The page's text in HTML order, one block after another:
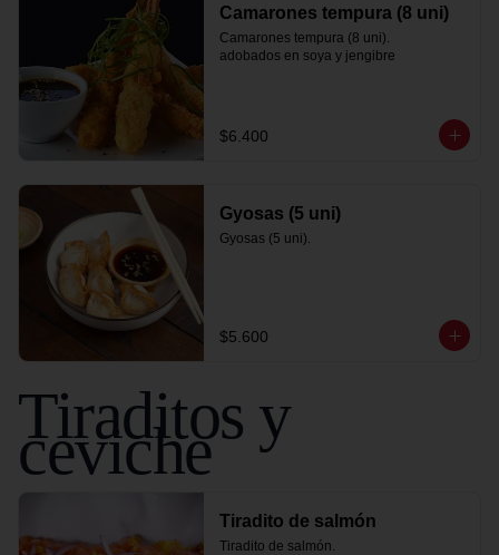
Camarones tempura (8 uni)
Camarones tempura (8 uni).
adobados en soya y jengibre
$6.400
Gyosas (5 uni)
Gyosas (5 uni).
$5.600
Tiraditos y
ceviche
Tiradito de salmón
Tiradito de salmón.